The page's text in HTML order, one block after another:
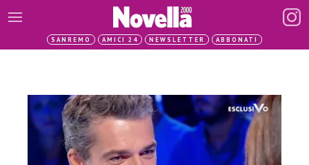
SANREMO AMICI 24 NEWSLETTER ABBONATI